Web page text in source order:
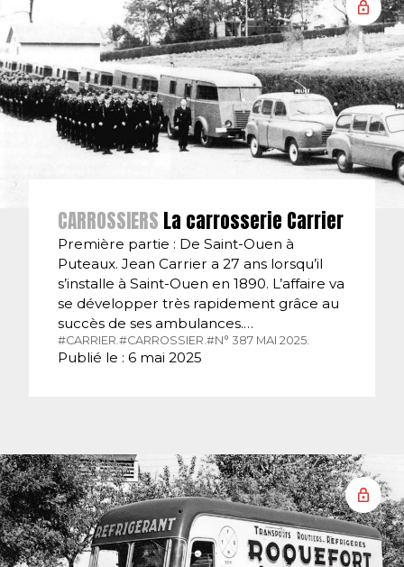
CARROSSIERS La carrosserie Carrier
Première partie : De Saint-Ouen à
Puteaux. Jean Carrier a 27 ans lorsqu’il
s’installe à Saint-Ouen en 1890. L’affaire va
se développer très rapidement grâce au
succès de ses ambulances.…
#CARRIER.#CARROSSIER.#N° 387 MAI 2025.
Publié le : 6 mai 2025